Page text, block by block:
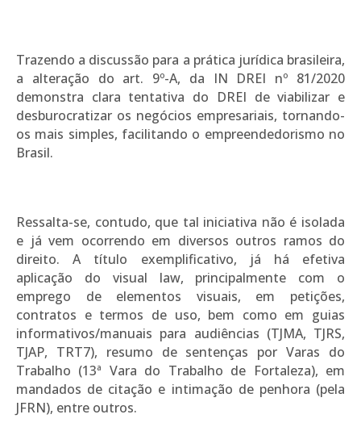
Trazendo a discussão para a prática jurídica brasileira,
a alteração do art. 9º-A, da IN DREI nº 81/2020
demonstra clara tentativa do DREI de viabilizar e
desburocratizar os negócios empresariais, tornando-
os mais simples, facilitando o empreendedorismo no
Brasil.
Ressalta-se, contudo, que tal iniciativa não é isolada
e já vem ocorrendo em diversos outros ramos do
direito. A título exemplificativo, já há efetiva
aplicação do visual law, principalmente com o
emprego de elementos visuais, em petições,
contratos e termos de uso, bem como em guias
informativos/manuais para audiências (TJMA, TJRS,
TJAP, TRT7), resumo de sentenças por Varas do
Trabalho (13ª Vara do Trabalho de Fortaleza), em
mandados de citação e intimação de penhora (pela
JFRN), entre outros.